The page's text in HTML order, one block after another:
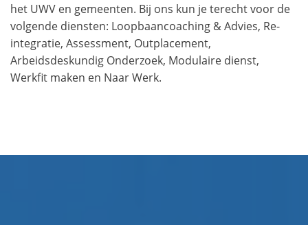
het UWV en gemeenten. Bij ons kun je terecht voor de
volgende diensten: Loopbaancoaching & Advies, Re-
integratie, Assessment, Outplacement,
Arbeidsdeskundig Onderzoek, Modulaire dienst,
Werkfit maken en Naar Werk.